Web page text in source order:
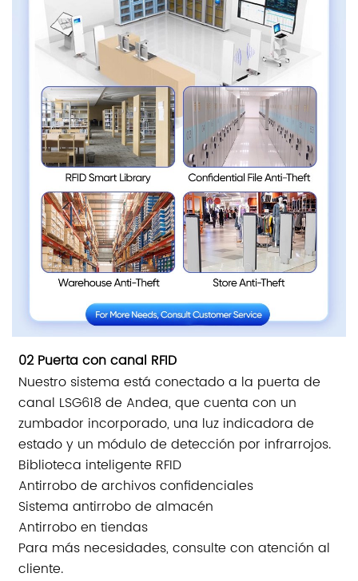
02 Puerta con canal RFID
Nuestro sistema está conectado a la puerta de
canal LSG618 de Andea, que cuenta con un
zumbador incorporado, una luz indicadora de
estado y un módulo de detección por infrarrojos.
Biblioteca inteligente RFID
Antirrobo de archivos confidenciales
Sistema antirrobo de almacén
Antirrobo en tiendas
Para más necesidades, consulte con atención al
cliente.